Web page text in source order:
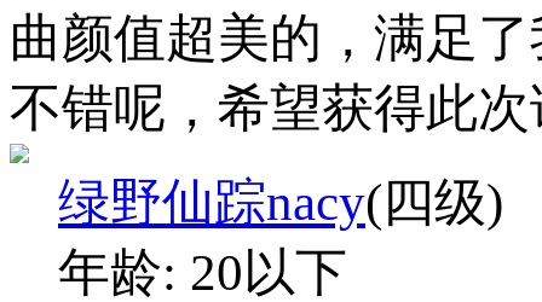
曲颜值超美的，满足
不错呢，希望获得此
绿野仙踪nacy(四级)
年龄: 20以下